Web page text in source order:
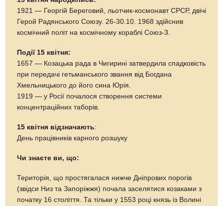
1921 — Георгій Береговий, льотчик-космонавт СРСР, двічі
Герой Радянського Союзу. 26-30.10. 1968 здійснив
космічний політ на космічному кораблі Союз-3.
Події 15 квітня:
1657 — Козацька рада в Чигирині затвердила спадковість
при передачі гетьманського звання від Богдана
Хмельницького до його сина Юрія.
1919 — у Росії почалося створення системи
концентраційних таборів.
15 квітня відзначають:
День працівників карного розшуку
Чи знаєте ви, що:
Територія, що простягалася нижче Дніпрових порогів
(звідси Низ та Запоріжжя) почала заселятися козаками з
початку 16 століття. Та тільки у 1553 році князь із Волині